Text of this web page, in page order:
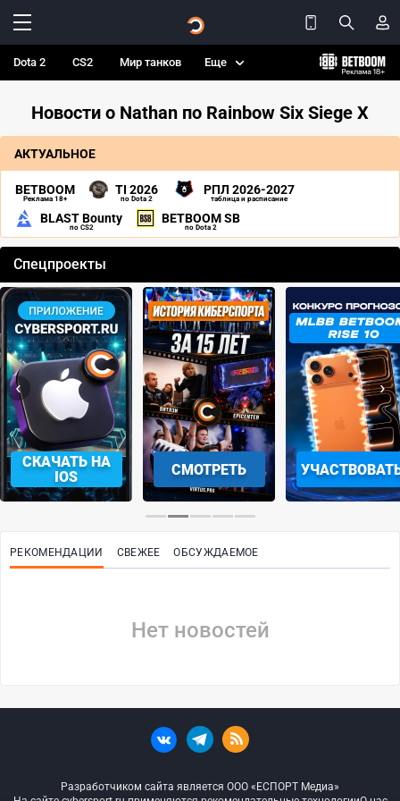
Dota 2 CS2 Мир танков Еще
Новости о Nathan по Rainbow Six Siege X
АКТУАЛЬНОЕ
BETBOOM
Реклама 18+
TI 2026
по Dota 2
РПЛ 2026-2027
таблица и расписание
BLAST Bounty
по CS2
BETBOOM SB
по Dota 2
Спецпроекты
СКАЧАТЬ НА
IOS
СМОТРЕТЬ
‹ ›
РЕКОМЕНДАЦИИ СВЕЖЕЕ ОБСУЖДАЕМОЕ
Нет новостей
Разработчиком сайта является ООО «ЕСПОРТ Медиа»